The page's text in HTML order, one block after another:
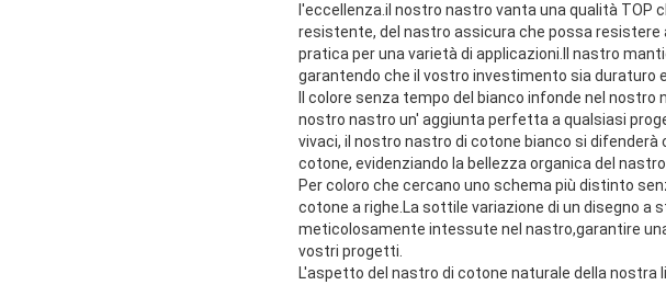
l'eccellenza.il nostro nastro vanta una qualità
resistente, del nastro assicura che possa resistere
pratica per una varietà di applicazioni.Il nastro
garantendo che il vostro investimento sia duraturo
Il colore senza tempo del bianco infonde nel
nostro nastro un' aggiunta perfetta a qualsiasi
vivaci, il nostro nastro di cotone bianco si
cotone, evidenziando la bellezza organica del
Per coloro che cercano uno schema più distinto
cotone a righe.La sottile variazione di un disegno
meticolosamente intessute nel nastro,garantire
vostri progetti.
L'aspetto del nastro di cotone naturale della